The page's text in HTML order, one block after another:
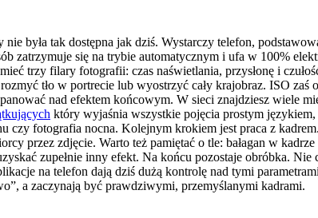
była tak dostępna jak dziś. Wystarczy telefon,
zatrzymuje się na trybie automatycznym i ufa w 100%
trzy filary fotografii: czas naświetlania, przysłonę i
tło w portrecie lub wyostrzyć cały krajobraz. ISO
nad efektem końcowym. W sieci znajdziesz wiele
który wyjaśnia wszystkie pojęcia prostym
czy fotografia nocna. Kolejnym krokiem jest praca z
przez zdjęcie. Warto też pamiętać o tle: bałagan w
zupełnie inny efekt. Na końcu pozostaje obróbka.
na telefon dają dziś dużą kontrolę nad tymi
a zaczynają być prawdziwymi, przemyślanymi kadrami.